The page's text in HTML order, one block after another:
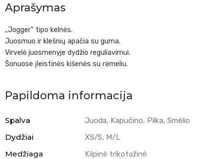
Aprašymas
„Jogger” tipo kelnės.
Juosmuo ir klešnių apačia su guma.
Virvelė juosmenyje dydžio reguliavimui.
Šonuose įleistinės kišenės su rėmeliu.
Papildoma informacija
Spalva Juoda, Kapučino, Pilka, Smėlio
Dydžiai XS/S, M/L
Medžiaga Kilpinė trikotažinė